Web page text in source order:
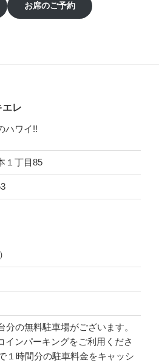
お席のご予約
レ
ハワイ!!
１丁目85
分の無料駐車場がございます。
インパーキングをご利用くださ
１時間分の駐車料金をキャッシ